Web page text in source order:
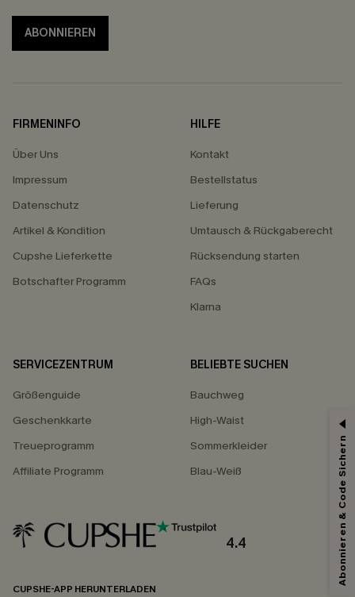
ABONNIEREN
FIRMENINFO
Über Uns
Impressum
Datenschutz
Artikel & Kondition
Cupshe Lieferkette
Botschafter Programm
HILFE
Kontakt
Bestellstatus
Lieferung
Umtausch & Rückgaberecht
Rücksendung starten
FAQs
Klarna
SERVICEZENTRUM
Größenguide
Geschenkkarte
Treueprogramm
Affiliate Programm
BELIEBTE SUCHEN
Bauchweg
High-Waist
Sommerkleider
Blau-Weiß
4.4
CUPSHE-APP HERUNTERLADEN
Abonnieren & Code Sichern